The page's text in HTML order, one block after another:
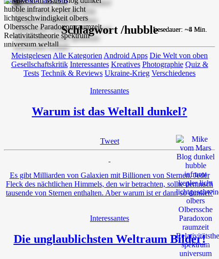
Schlagwort /hubble
Meistgelesen Alle Kategorien Android Apps Die Welt von oben
Gesellschaftskritik Interessantes Kreatives Photographie Quiz &
Tests Technik & Reviews Ukraine-Krieg Verschiedenes
Interessantes
Warum ist das Weltall dunkel?
Tweet
Lesedauer: ~8 Min.
Es gibt Milliarden von Galaxien mit Billionen von Sternen. Jeder
Fleck des nächtlichen Himmels, den wir betrachten, sollte demnach
tausende von Sternen enthalten. Aber warum ist er dann so dunkel?
Interessantes
Die unglaublichsten Weltraum Bilder!
Lesedauer: ~4 Min.